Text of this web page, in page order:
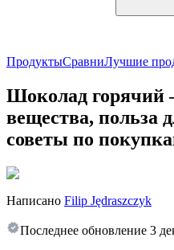
ПродуктыСравниЛучшие
Шоколад горячий
вещества, польза
советы по
Написано Filip Jędraszczyk
Последнее обновление 3